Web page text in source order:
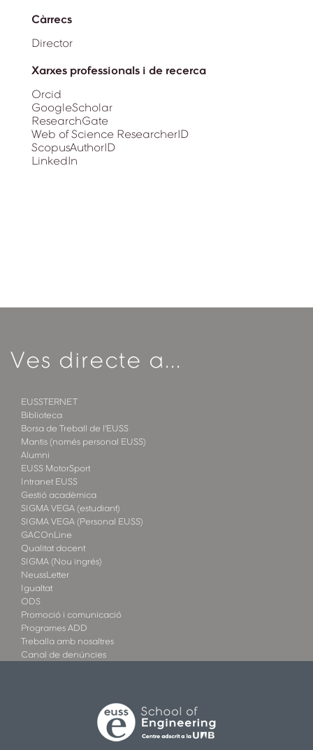
Càrrecs
Director
Xarxes professionals i de recerca
Orcid
GoogleScholar
ResearchGate
Web of Science ResearcherID
ScopusAuthorID
LinkedIn
Ves directe a...
EUSSTERNET
Biblioteca
Borsa de Treball de l'EUSS
Mantis (només personal EUSS)
Alumni
EUSS MotorSport
Intranet EUSS
Gestió acadèmica
SIGMA VEGA (estudiant)
SIGMA VEGA (Personal EUSS)
GACOnLine
Qualitat docent
SIGMA (Nou ingrés)
NeussLetter
Igualtat
ODS
Promoció i comunicació
Programes ADD
Treballa amb nosaltres
Canal de denúncies